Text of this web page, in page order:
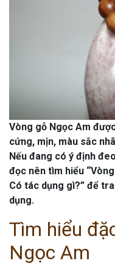
Biết””
Vòng gỗ Ngọc Am
cứng, mịn, màu sắc
Nếu đang có ý định
đọc nên tìm hiểu
Có tác dụng gì?” để
dụng.
Tìm hiểu
Ngọc Am